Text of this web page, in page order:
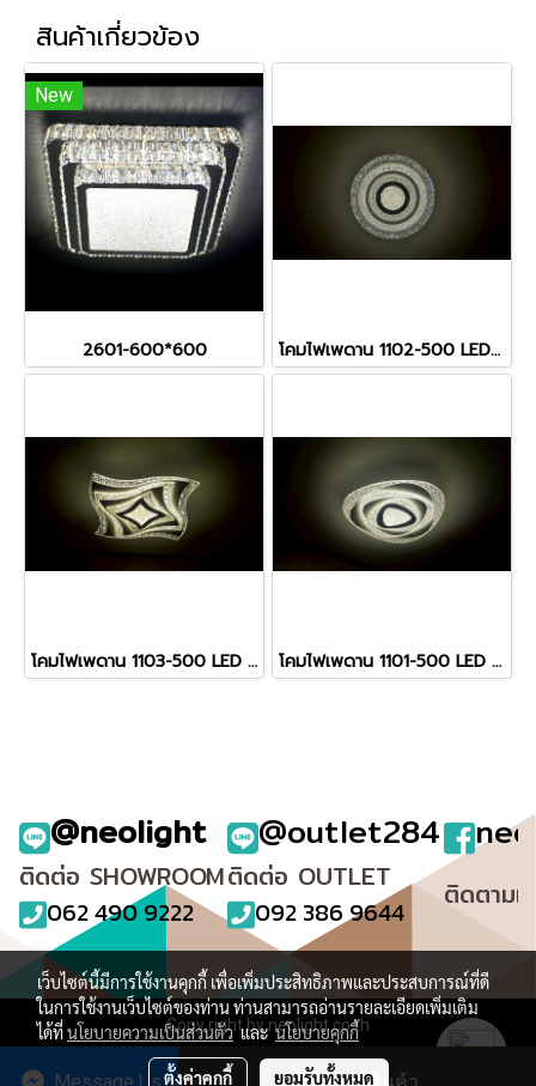
สินค้าเกี่ยวข้อง
New
2601-600*600 โคมไฟเพดาน 1102-500 LED รับประกัน12เดือน
โคมไฟเพดาน 1103-500 LED รับประกัน12เดือน โคมไฟเพดาน 1101-500 LED รับประกัน12เดือน
@neolight @outlet284
ติดต่อ SHOWROOM
062 490 9222
ติดต่อ OUTLET
092 386 9644 ติดตามเ
Copy right by neolight.co.th
ผู้เข้าชมวันนี้ 648
เว็บไซต์นี้มีการใช้งานคุกกี้ เพื่อเพิ่มประสิทธิภาพและประสบการณ์ที่ดี
ในการใช้งานเว็บไซต์ของท่าน ท่านสามารถอ่านรายละเอียดเพิ่มเติม
ได้ที่นโยบายความเป็นส่วนตัวและ นโยบายคุกกี้
ตั้งค่าคุกกี้ ยอมรับทั้งหมด